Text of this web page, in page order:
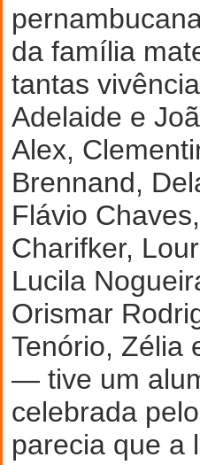
da família
tantas
Adelaide e
Alex,
Brennand,
Flávio
Charifker,
Lucila
Orismar
Tenório, Zélia
— tive um
celebrada
parecia que a